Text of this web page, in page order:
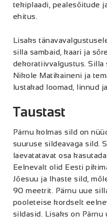
tekiplaadi, pealesõitude
ehitus.
Lisaks
silla sambaid, kaari ja
dekoratiivvalgustus. Silla
Nikole Matikaineni ja
lustakad loomad, linnud
Taustast
Pärnu kolmas sild on
suuruse sildeavaga sild.
laevatatavat osa
Eelnevalt olid Eesti
Jõesuu ja Ihaste sild,
90 meetrit. Pärnu uue
pooleteise kordselt
sildasid. Lisaks on